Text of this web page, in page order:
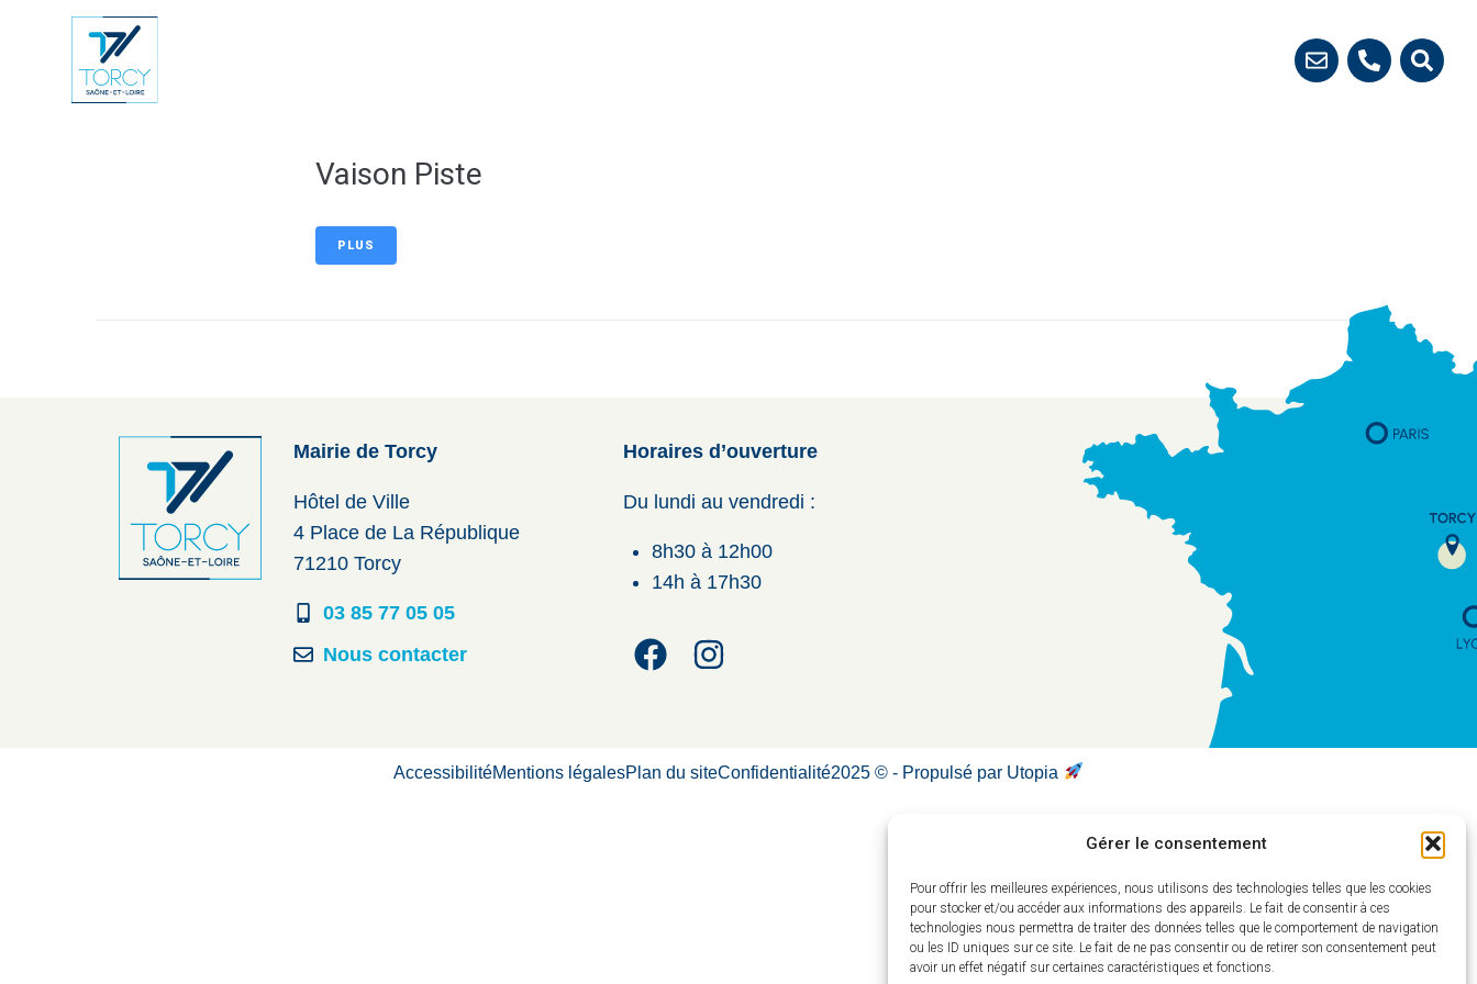
Gérer le consentement
Pour offrir les meilleures expériences, nous utilisons des technologies telles que les cookies
pour stocker et/ou accéder aux informations des appareils. Le fait de consentir à ces
technologies nous permettra de traiter des données telles que le comportement de navigation
ou les ID uniques sur ce site. Le fait de ne pas consentir ou de retirer son consentement peut
avoir un effet négatif sur certaines caractéristiques et fonctions.
Vaison Piste
PLUS
Mairie de Torcy
Hôtel de Ville
4 Place de La République
71210 Torcy
03 85 77 05 05
Nous contacter
Horaires d’ouverture
Du lundi au vendredi :
8h30 à 12h00
14h à 17h30
AccessibilitéMentions légalesPlan du siteConfidentialité2025 © - Propulsé par Utopia